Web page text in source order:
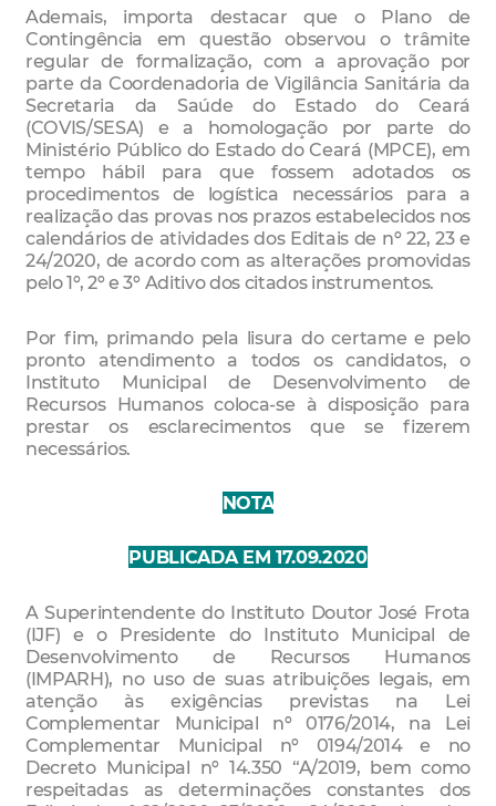
Ademais, importa destacar que o Plano de
Contingência em questão observou o trâmite
regular de formalização, com a aprovação por
parte da Coordenadoria de Vigilância Sanitária da
Secretaria da Saúde do Estado do Ceará
(COVIS/SESA) e a homologação por parte do
Ministério Público do Estado do Ceará (MPCE), em
tempo hábil para que fossem adotados os
procedimentos de logística necessários para a
realização das provas nos prazos estabelecidos nos
calendários de atividades dos Editais de nº 22, 23 e
24/2020, de acordo com as alterações promovidas
pelo 1º, 2º e 3º Aditivo dos citados instrumentos.
Por fim, primando pela lisura do certame e pelo
pronto atendimento a todos os candidatos, o
Instituto Municipal de Desenvolvimento de
Recursos Humanos coloca-se à disposição para
prestar os esclarecimentos que se fizerem
necessários.
NOTA
PUBLICADA EM 17.09.2020
A Superintendente do Instituto Doutor José Frota
(IJF) e o Presidente do Instituto Municipal de
Desenvolvimento de Recursos Humanos
(IMPARH), no uso de suas atribuições legais, em
atenção às exigências previstas na Lei
Complementar Municipal nº 0176/2014, na Lei
Complementar Municipal nº 0194/2014 e no
Decreto Municipal nº 14.350 “A/2019, bem como
respeitadas as determinações constantes dos